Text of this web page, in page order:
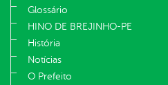
Glossário
HINO DE BREJINHO-PE
História
Notícias
O Prefeito